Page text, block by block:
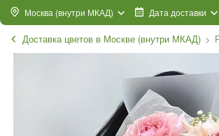
Москва (внутри МКАД) Дата доставки
Доставка цветов в Москве (внутри МКАД)